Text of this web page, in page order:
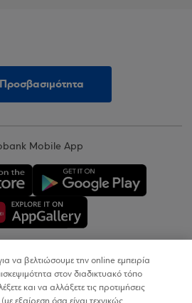
Προσβασιμότητα
Mobile App
© 2026
να βελτιώσουμε την online εμπειρία
στον διαδικτυακό τόπο
και να αλλάξετε τις προτιμήσεις